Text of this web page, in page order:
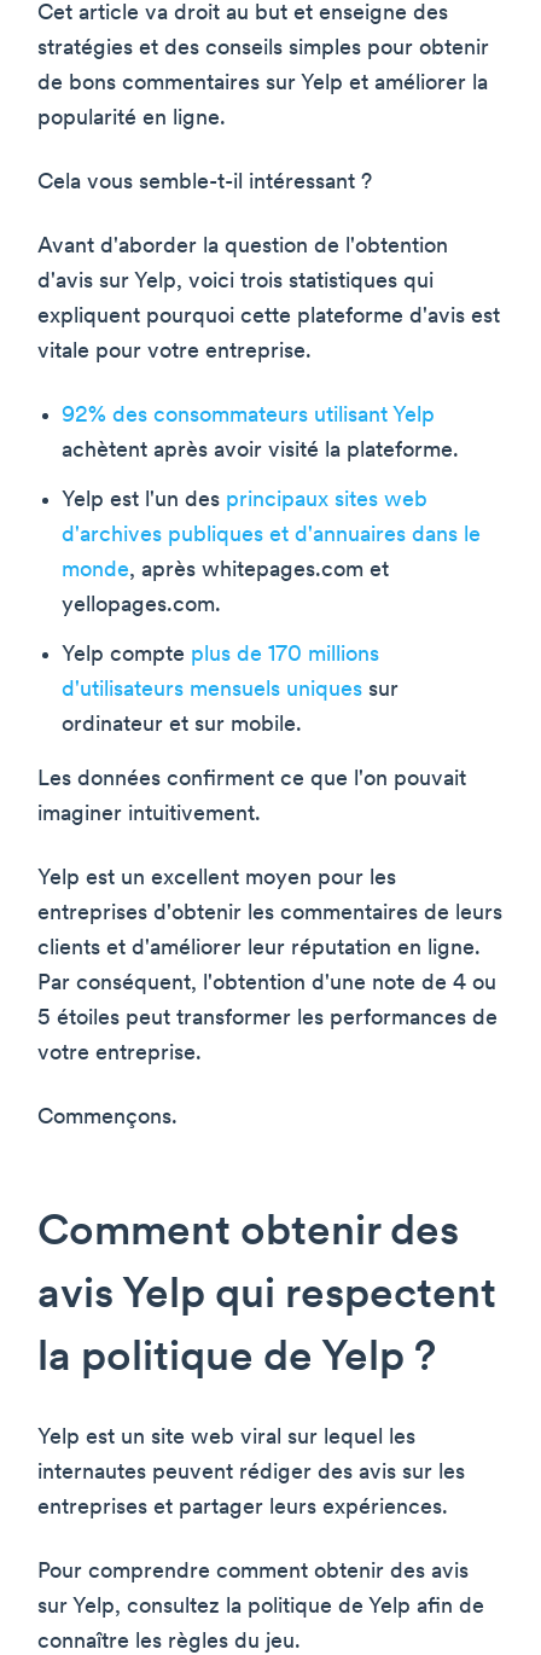
Cet article va droit au but et enseigne des
stratégies et des conseils simples pour obtenir
de bons commentaires sur Yelp et améliorer la
popularité en ligne.
Cela vous semble-t-il intéressant ?
Avant d'aborder la question de l'obtention
d'avis sur Yelp, voici trois statistiques qui
expliquent pourquoi cette plateforme d'avis est
vitale pour votre entreprise.
92% des consommateurs utilisant Yelp
achètent après avoir visité la plateforme.
Yelp est l'un des principaux sites web
d'archives publiques et d'annuaires dans le
monde, après whitepages.com et
yellopages.com.
Yelp compte plus de 170 millions
d'utilisateurs mensuels uniques sur
ordinateur et sur mobile.
Les données confirment ce que l'on pouvait
imaginer intuitivement.
Yelp est un excellent moyen pour les
entreprises d'obtenir les commentaires de leurs
clients et d'améliorer leur réputation en ligne.
Par conséquent, l'obtention d'une note de 4 ou
5 étoiles peut transformer les performances de
votre entreprise.
Commençons.
Comment obtenir des
avis Yelp qui respectent
la politique de Yelp ?
Yelp est un site web viral sur lequel les
internautes peuvent rédiger des avis sur les
entreprises et partager leurs expériences.
Pour comprendre comment obtenir des avis
sur Yelp, consultez la politique de Yelp afin de
connaître les règles du jeu.